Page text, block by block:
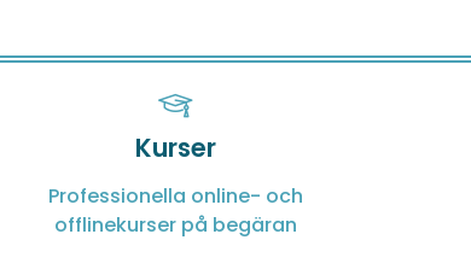
Kurser
Professionella online- och
offlinekurser på begäran